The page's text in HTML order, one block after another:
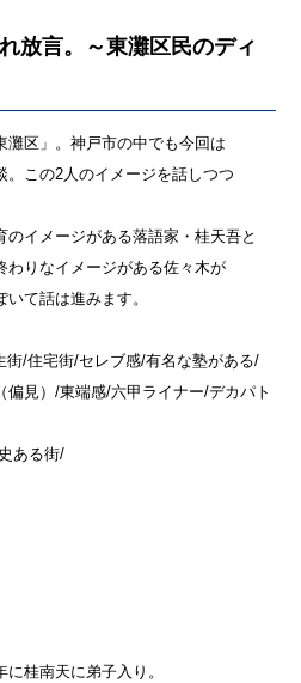
放言。～東灘区民のディ
区」。神戸市の中でも今回は
この2人のイメージを話しつつ
イメージがある落語家・桂天吾と
わりなイメージがある佐々木が
て話は進みます。
/住宅街/セレブ感/有名な塾がある/
見）/東端感/六甲ライナー/デカパト
ある街/
桂南天に弟子入り。